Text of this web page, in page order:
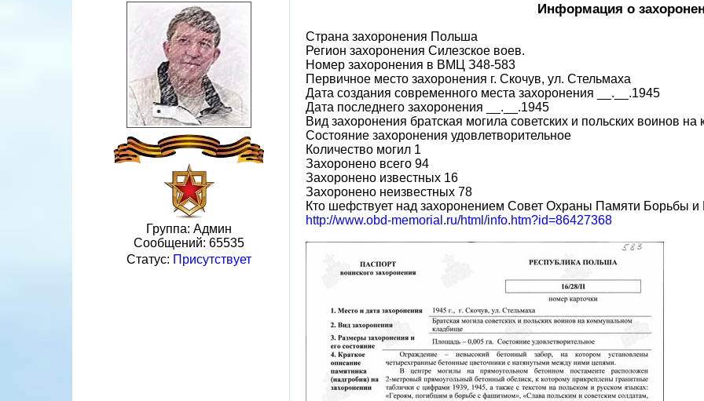
Группа: Админ
Сообщений: 65535
Статус: Присутствует
Информация о
Страна захоронения Польша
Регион захоронения Силезское воев.
Номер захоронения в ВМЦ З48-583
Первичное место захоронения г. Скочув, ул. Стельмаха
Дата создания современного места захоронения __.__.1945
Дата последнего захоронения __.__.1945
Вид захоронения братская могила советских и польских воинов
Состояние захоронения удовлетворительное
Количество могил 1
Захоронено всего 94
Захоронено известных 16
Захоронено неизвестных 78
Кто шефствует над захоронением Совет Охраны Памяти Борьбы
http://www.obd-memorial.ru/html/info.htm?id=86427368